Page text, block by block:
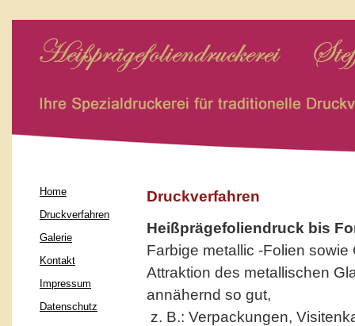
Home
Druckverfahren
Galerie
Kontakt
Impressum
Datenschutz
Druckverfahren
Heißprägefoliendruck bis
Farbige metallic -Folien
Attraktion des metallischen
annähernd so gut,
z. B.: Verpackungen,